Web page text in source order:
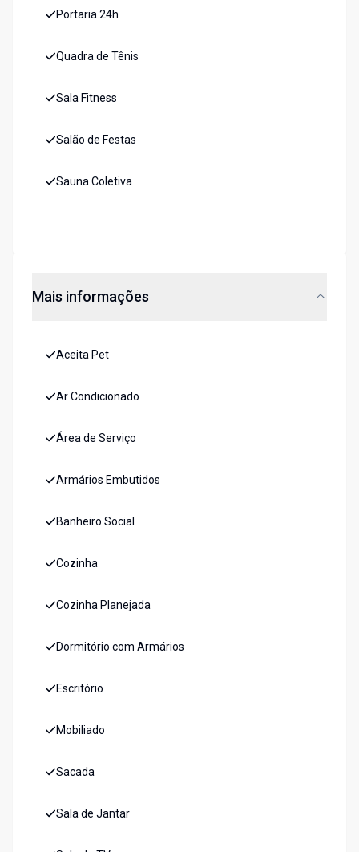
Portaria 24h
Quadra de Tênis
Sala Fitness
Salão de Festas
Sauna Coletiva
Mais informações
Aceita Pet
Ar Condicionado
Área de Serviço
Armários Embutidos
Banheiro Social
Cozinha
Cozinha Planejada
Dormitório com Armários
Escritório
Mobiliado
Sacada
Sala de Jantar